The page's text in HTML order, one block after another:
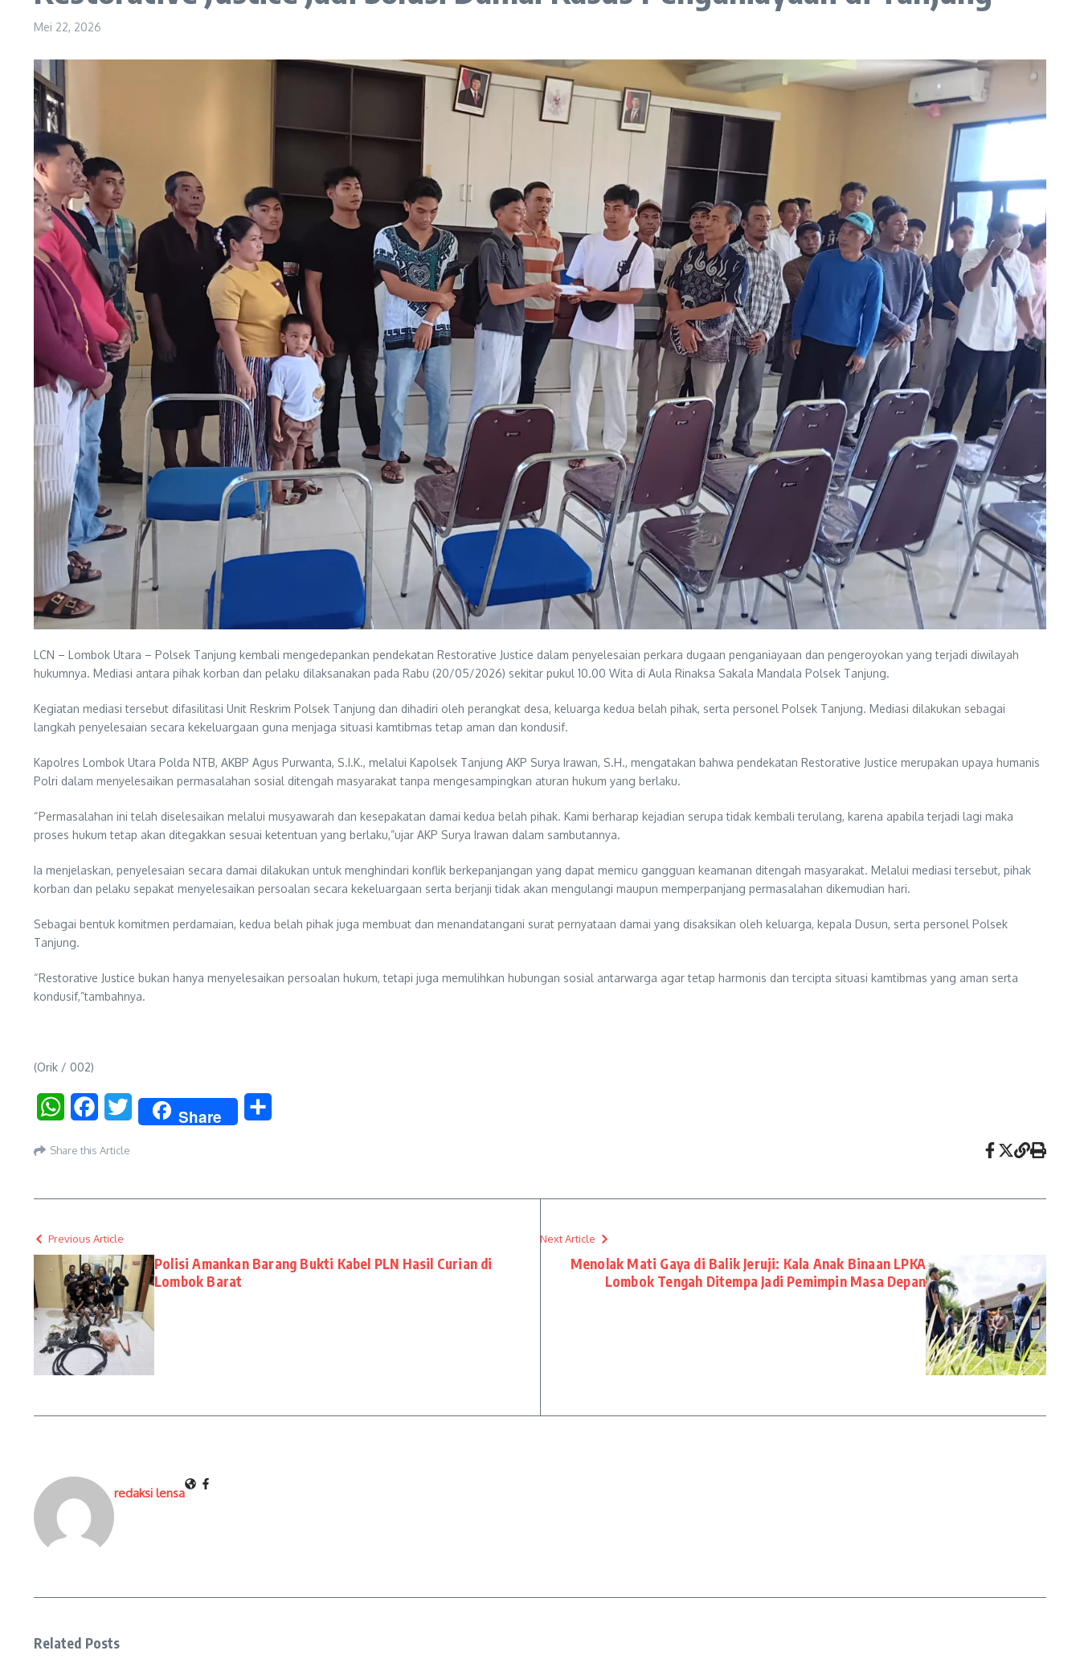
Mei 22, 2026
LCN – Lombok Utara – Polsek Tanjung kembali mengedepankan pendekatan Restorative Justice dalam penyelesaian perkara dugaan penganiayaan dan pengeroyokan yang terjadi diwilayah
hukumnya. Mediasi antara pihak korban dan pelaku dilaksanakan pada Rabu (20/05/2026) sekitar pukul 10.00 Wita di Aula Rinaksa Sakala Mandala Polsek Tanjung.
Kegiatan mediasi tersebut difasilitasi Unit Reskrim Polsek Tanjung dan dihadiri oleh perangkat desa, keluarga kedua belah pihak, serta personel Polsek Tanjung. Mediasi dilakukan sebagai
langkah penyelesaian secara kekeluargaan guna menjaga situasi kamtibmas tetap aman dan kondusif.
Kapolres Lombok Utara Polda NTB, AKBP Agus Purwanta, S.I.K., melalui Kapolsek Tanjung AKP Surya Irawan, S.H., mengatakan bahwa pendekatan Restorative Justice merupakan upaya humanis
Polri dalam menyelesaikan permasalahan sosial ditengah masyarakat tanpa mengesampingkan aturan hukum yang berlaku.
“Permasalahan ini telah diselesaikan melalui musyawarah dan kesepakatan damai kedua belah pihak. Kami berharap kejadian serupa tidak kembali terulang, karena apabila terjadi lagi maka
proses hukum tetap akan ditegakkan sesuai ketentuan yang berlaku,”ujar AKP Surya Irawan dalam sambutannya.
Ia menjelaskan, penyelesaian secara damai dilakukan untuk menghindari konflik berkepanjangan yang dapat memicu gangguan keamanan ditengah masyarakat. Melalui mediasi tersebut, pihak
korban dan pelaku sepakat menyelesaikan persoalan secara kekeluargaan serta berjanji tidak akan mengulangi maupun memperpanjang permasalahan dikemudian hari.
Sebagai bentuk komitmen perdamaian, kedua belah pihak juga membuat dan menandatangani surat pernyataan damai yang disaksikan oleh keluarga, kepala Dusun, serta personel Polsek
Tanjung.
“Restorative Justice bukan hanya menyelesaikan persoalan hukum, tetapi juga memulihkan hubungan sosial antarwarga agar tetap harmonis dan tercipta situasi kamtibmas yang aman serta
kondusif,”tambahnya.
(Orik / 002)
WhatsAppFacebookTwitter Share
Share this Article
Previous Article
Polisi Amankan Barang Bukti Kabel PLN Hasil Curian di
Lombok Barat
Next Article
Menolak Mati Gaya di Balik Jeruji: Kala Anak Binaan LPKA
Lombok Tengah Ditempa Jadi Pemimpin Masa Depan
redaksi lensa
Related Posts